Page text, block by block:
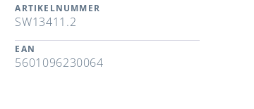
ARTIKELNUMMER
SW13411.2
EAN
5601096230064